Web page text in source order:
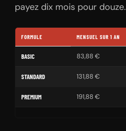
payez dix mois pour douze.
FORMULE MENSUEL SUR 1 AN
BASIC 83,88 €
STANDARD 131,88 €
PREMIUM 191,88 €